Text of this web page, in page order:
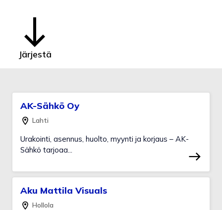
Järjestä
AK-Sähkö Oy
Lahti
Urakointi, asennus, huolto, myynti ja korjaus – AK-
Sähkö tarjoaa...
Aku Mattila Visuals
Hollola